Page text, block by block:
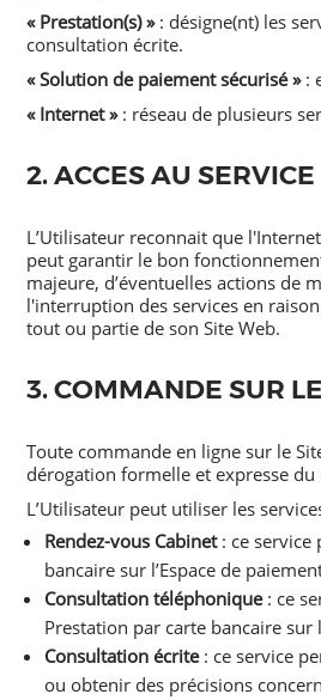
« Prestation(s) »: désigne(nt) les
consultation écrite.
« Solution de paiement sécurisé »:
« Internet »: réseau de plusieurs
2. ACCES AU SERVICE
L’Utilisateur reconnait que
peut garantir le bon
majeure, d’éventuelles actions de
l'interruption des services en
tout ou partie de son Site Web.
3. COMMANDE SUR
Toute commande en ligne sur le
dérogation formelle et expresse du
L’Utilisateur peut utiliser les
Rendez-vous Cabinet: ce service
bancaire sur l’Espace de
Consultation téléphonique: ce
Prestation par carte bancaire sur
Consultation écrite: ce service
ou obtenir des précisions